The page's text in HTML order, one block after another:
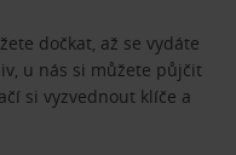
dočkat, až se vydáte
u nás si můžete půjčit
si vyzvednout klíče a